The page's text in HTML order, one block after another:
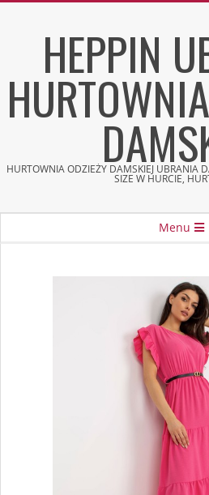
HEPPIN
HURTOWNIA ODZIEŻY DAMSKIEJ UBRANIA
SIZE W HURCIE,
Menu